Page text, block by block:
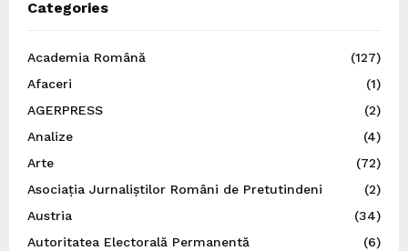
Categories
Academia Română
(127)
Afaceri
(1)
AGERPRESS
(2)
Analize
(4)
Arte
(72)
Asociația Jurnaliștilor Români de Pretutindeni
(2)
Austria
(34)
Autoritatea Electorală Permanentă
(6)